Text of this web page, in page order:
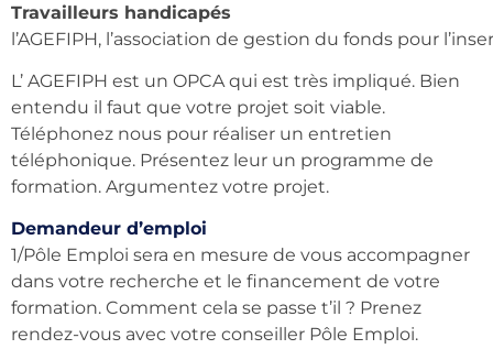
Travailleurs handicapés
l’AGEFIPH, l’association de gestion du fonds pour
L’ AGEFIPH est un OPCA qui est très impliqué. Bien
entendu il faut que votre projet soit viable.
Téléphonez nous pour réaliser un entretien
téléphonique. Présentez leur un programme de
formation. Argumentez votre projet.
Demandeur d’emploi
1/Pôle Emploi sera en mesure de vous accompagner
dans votre recherche et le financement de votre
formation. Comment cela se passe t’il ? Prenez
rendez-vous avec votre conseiller Pôle Emploi.